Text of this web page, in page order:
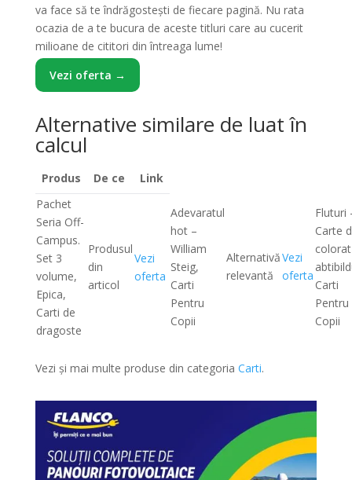
va face să te îndrăgostești de fiecare pagină. Nu rata
ocazia de a te bucura de aceste titluri care au cucerit
milioane de cititori din întreaga lume!
Vezi oferta →
Alternative similare de luat în
calcul
Produs De ce
Link
Pachet
Seria Off-
Campus.
Set 3
volume,
Epica,
Carti de
dragoste
Produsul
din
articol
Vezi
oferta
Adevaratul
hot –
William
Steig,
Carti
Pentru
Copii
Alternativă
relevantă
Vezi
oferta
Fluturi
Carte
Carti
Pentru
Copii
Vezi și mai multe produse din categoria Carti.